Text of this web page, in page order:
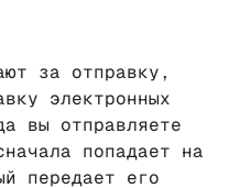
за отправку,
электронных
вы отправляете
попадает на
передает его